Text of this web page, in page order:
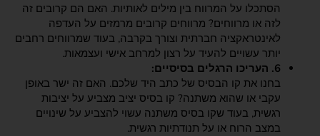
הסתכלו על המרווח בין מילים לאותיות. האם הם קרובים זה
לזה או מרווחים? מרווחים קרובים מרמזים על העדפה
לאינטראקציה חברתית וצורך בקרבה, בעוד שמרווחים רחבים
יותר עשויים להעיד על רצון למרחב אישי ועצמאות.
6. העריכו הרגלים בסיסיים:
בחנו את קו הבסיס של כתב היד שלכם. האם זה ישר באופן
עקבי או שהוא משתנה? קו בסיס יציב מצביע על יציבות
רגשית, בעוד שקו בסיס משתנה עשוי להצביע על שינויים
במצב הרוח או על תנודתיות רגשית.